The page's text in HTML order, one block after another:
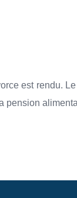
est rendu.
pension